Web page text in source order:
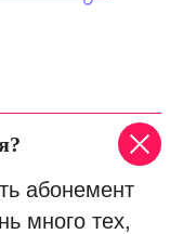
абонемент
много тех,